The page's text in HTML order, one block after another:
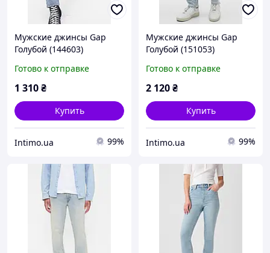
Мужские джинсы Gap
Голубой (144603)
Готово к отправке
1 310₴
Купить
Intimo.ua 99%
Мужские джинсы Gap
Голубой (151053)
Готово к отправке
2 120₴
Купить
Intimo.ua 99%